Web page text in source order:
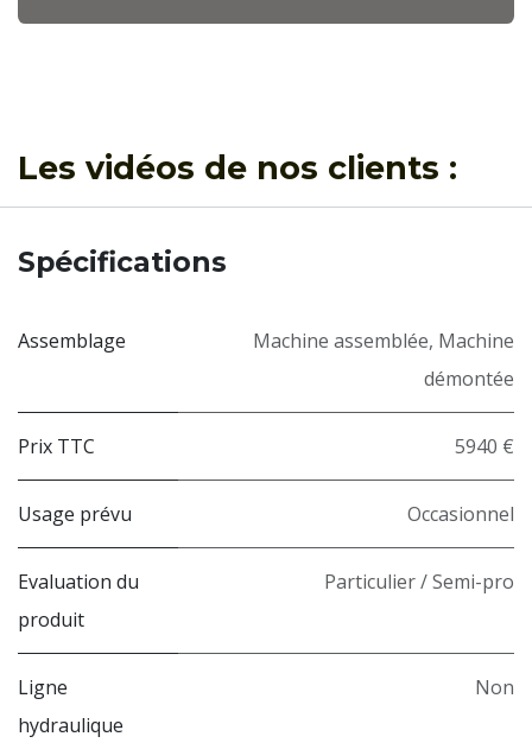
Les vidéos de nos clients :
Spécifications
Assemblage Machine assemblée, Machine
démontée
Prix TTC 5940 €
Usage prévu Occasionnel
Evaluation du
produit
Particulier / Semi-pro
Ligne
hydraulique
Non